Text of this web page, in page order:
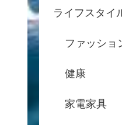
ライフスタイ
ファッショ
健康
家電家具